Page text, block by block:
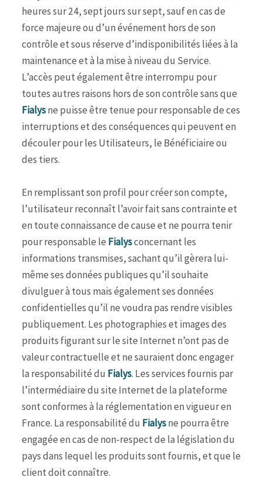
heures sur 24, sept jours sur sept, sauf en cas de
force majeure ou d’un événement hors de son
contrôle et sous réserve d’indisponibilités liées à la
maintenance et à la mise à niveau du Service.
L’accès peut également être interrompu pour
toutes autres raisons hors de son contrôle sans que
Fialysne puisse être tenue pour responsable de ces
interruptions et des conséquences qui peuvent en
découler pour les Utilisateurs, le Bénéficiaire ou
des tiers.
En remplissant son profil pour créer son compte,
l’utilisateur reconnaît l’avoir fait sans contrainte et
en toute connaissance de cause et ne pourra tenir
pour responsable le Fialysconcernant les
informations transmises, sachant qu’il gèrera lui-
même ses données publiques qu’il souhaite
divulguer à tous mais également ses données
confidentielles qu’il ne voudra pas rendre visibles
publiquement. Les photographies et images des
produits figurant sur le site Internet n’ont pas de
valeur contractuelle et ne sauraient donc engager
la responsabilité du Fialys. Les services fournis par
l’intermédiaire du site Internet de la plateforme
sont conformes à la réglementation en vigueur en
France. La responsabilité du Fialysne pourra être
engagée en cas de non-respect de la législation du
pays dans lequel les produits sont fournis, et que le
client doit connaître.